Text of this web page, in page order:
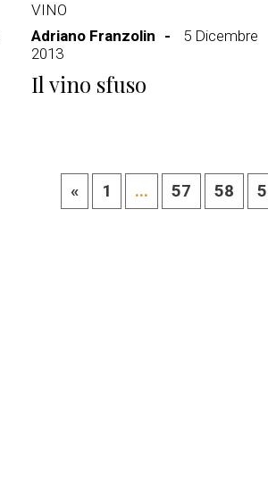
VINO
Adriano Franzolin
5 Dicembre
2013
Il vino sfuso
« 1 ... 57 58